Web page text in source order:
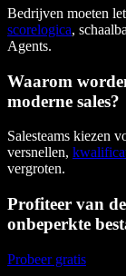
Bedrijven moeten
scorelogica,
Agents.
Waarom
moderne sales?
Salesteams kiezen
versnellen,
vergroten.
Profiteer van
onbeperkte
Probeer gratis